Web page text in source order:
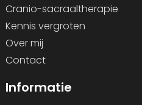
Cranio-sacraaltherapie
Kennis vergroten
Over mij
Contact
Informatie